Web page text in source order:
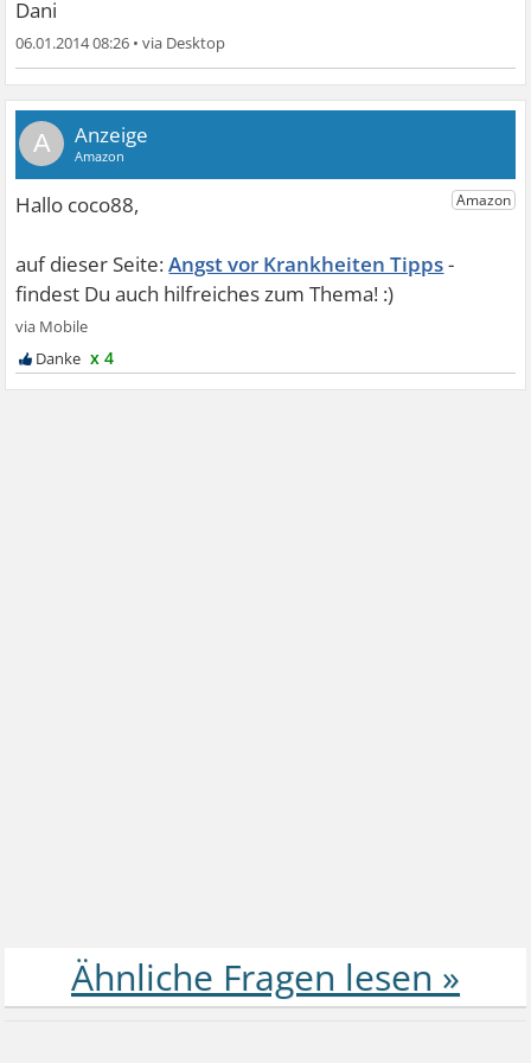
Dani
06.01.2014 08:26 •
A
Angst vor Krankheiten Tipps
x 4